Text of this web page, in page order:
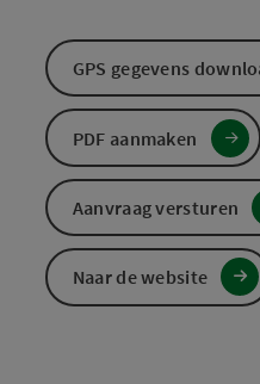
GPS gegevens
PDF aanmaken
Aanvraag versturen
Naar de website